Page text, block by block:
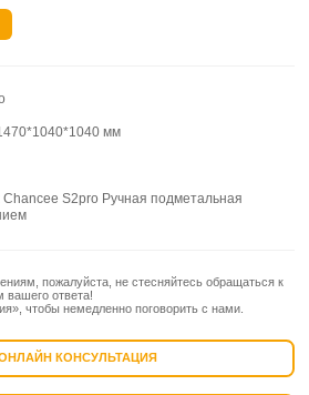
мм
Chancee S2pro Ручная подметальная
пожалуйста, не стесняйтесь обращаться к
ответа!
чтобы немедленно поговорить с нами.
КОНСУЛЬТАЦИЯ